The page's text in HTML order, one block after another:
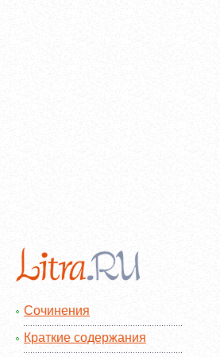
Сочинения
Краткие содержания